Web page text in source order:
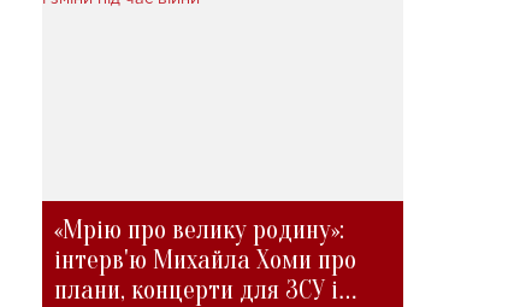
«Мрію про велику родину»:
інтерв'ю Михайла Хоми про
плани, концерти для ЗСУ і